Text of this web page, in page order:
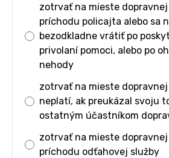
zotrvať na mieste
príchodu policajta alebo sa
bezodkladne vrátiť po
privolaní pomoci, alebo po
nehody
zotrvať na mieste
neplatí, ak preukázal svoju
ostatným účastníkom
zotrvať na mieste
príchodu odťahovej služby